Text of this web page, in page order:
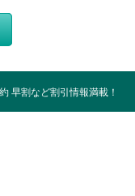
早割など割引情報満載！